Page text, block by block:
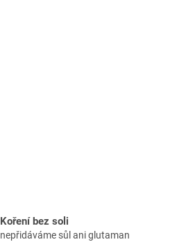
Koření bez soli
nepřidáváme sůl ani glutaman